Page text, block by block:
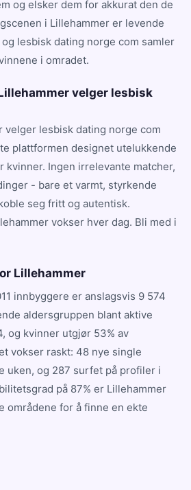
og elsker dem for akkurat den de
i Lillehammer er levende
lesbisk dating norge com samler
i omradet.
velger lesbisk
velger lesbisk dating norge com
plattformen designet utelukkende
kvinner. Ingen irrelevante matcher,
- bare et varmt, styrkende
seg fritt og autentisk.
vokser hver dag. Bli med i
Lillehammer
innbyggere er anslagsvis 9 574
aldersgruppen blant aktive
og kvinner utgjør 53% av
vokser raskt: 48 nye single
uken, og 287 surfet på profiler i
på 87% er Lillehammer
områdene for å finne en ekte